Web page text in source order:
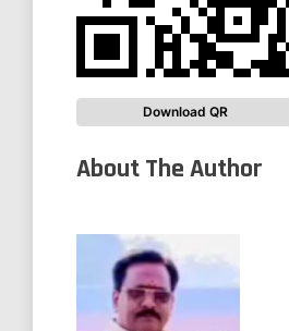
Download QR
About The Author